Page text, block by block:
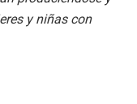
y niñas con